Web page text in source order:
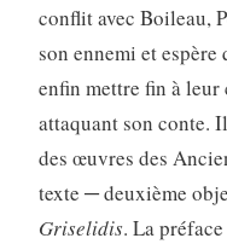
conflit avec Boileau,
son ennemi et
enfin mettre fin à
attaquant son conte.
des œuvres des
texte ─ deuxième
Griselidis. La